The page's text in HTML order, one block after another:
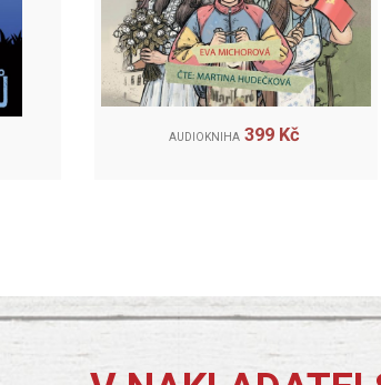
AUDIOKNIHA 399 Kč